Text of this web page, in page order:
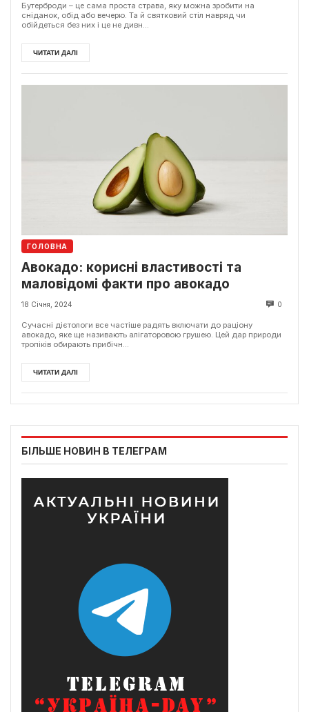
Бутерброди – це сама проста страва, яку можна зробити на
сніданок, обід або вечерю. Та й святковий стіл навряд чи
обійдеться без них і це не дивн...
ЧИТАТИ ДАЛІ
ГОЛОВНА
Авокадо: корисні властивості та
маловідомі факти про авокадо
18 Січня, 2024 0
Сучасні дієтологи все частіше радять включати до раціону
авокадо, яке ще називають алігаторовою грушею. Цей дар природи
тропіків обирають прибічн...
ЧИТАТИ ДАЛІ
БІЛЬШЕ НОВИН В ТЕЛЕГРАМ